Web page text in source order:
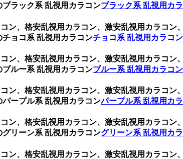
ラック系 乱視用カラコンブラック系 乱視用カ
ン、格安乱視用カラコン、激安乱視用カラコン
ョコ系 乱視用カラコンチョコ系 乱視用カラコン
ン、格安乱視用カラコン、激安乱視用カラコン
ルー系 乱視用カラコンブルー系 乱視用カラコン
ン、格安乱視用カラコン、激安乱視用カラコン
ープル系 乱視用カラコンパープル系 乱視用カ
ン、格安乱視用カラコン、激安乱視用カラコン
リーン系 乱視用カラコングリーン系 乱視用カ
ン、格安乱視用カラコン、激安乱視用カラコン